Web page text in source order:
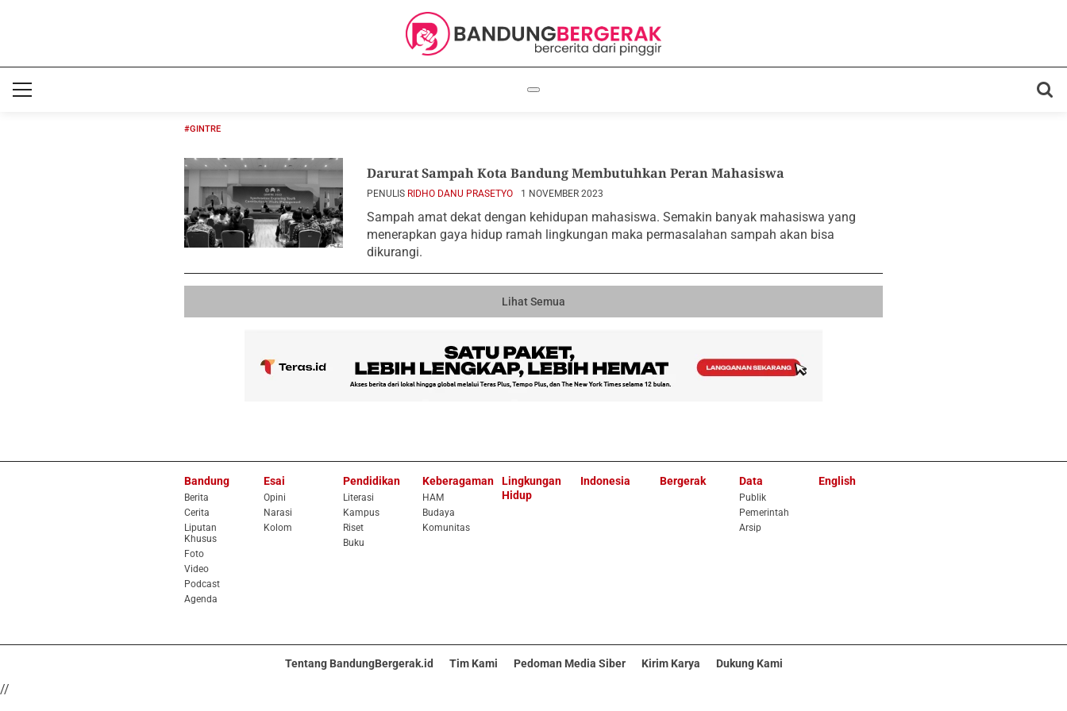
#GINTRE
Darurat Sampah Kota Bandung Membutuhkan Peran Mahasiswa
PENULIS RIDHO DANU PRASETYO 1 NOVEMBER 2023
Sampah amat dekat dengan kehidupan mahasiswa. Semakin banyak mahasiswa yang
menerapkan gaya hidup ramah lingkungan maka permasalahan sampah akan bisa
dikurangi.
Lihat Semua
Bandung
Berita
Cerita
Liputan
Khusus
Foto
Video
Podcast
Agenda
Esai
Opini
Narasi
Kolom
Pendidikan
Literasi
Kampus
Riset
Buku
Keberagaman
HAM
Budaya
Komunitas
Lingkungan
Hidup
Indonesia Bergerak Data
Publik
Pemerintah
Arsip
English
Tentang BandungBergerak.id Tim Kami Pedoman Media Siber Kirim Karya Dukung Kami
//